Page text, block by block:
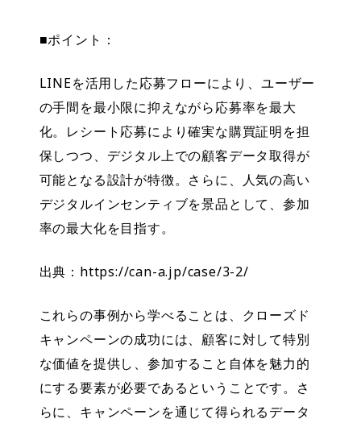
■ポイント：
LINEを活用した応募フローにより、ユーザー
の手間を最小限に抑えながら応募率を最大
化。レシート応募により確実な購買証明を担
保しつつ、デジタル上での顧客データ取得が
可能となる設計が特徴。さらに、人気の高い
デジタルインセンティブを景品として、参加
率の最大化を目指す。
出典：https://can-a.jp/case/3-2/
これらの事例から学べることは、クローズド
キャンペーンの成功には、顧客に対して特別
な価値を提供し、参加すること自体を魅力的
にする要素が必要であるということです。さ
らに、キャンペーンを通じて得られるデータ